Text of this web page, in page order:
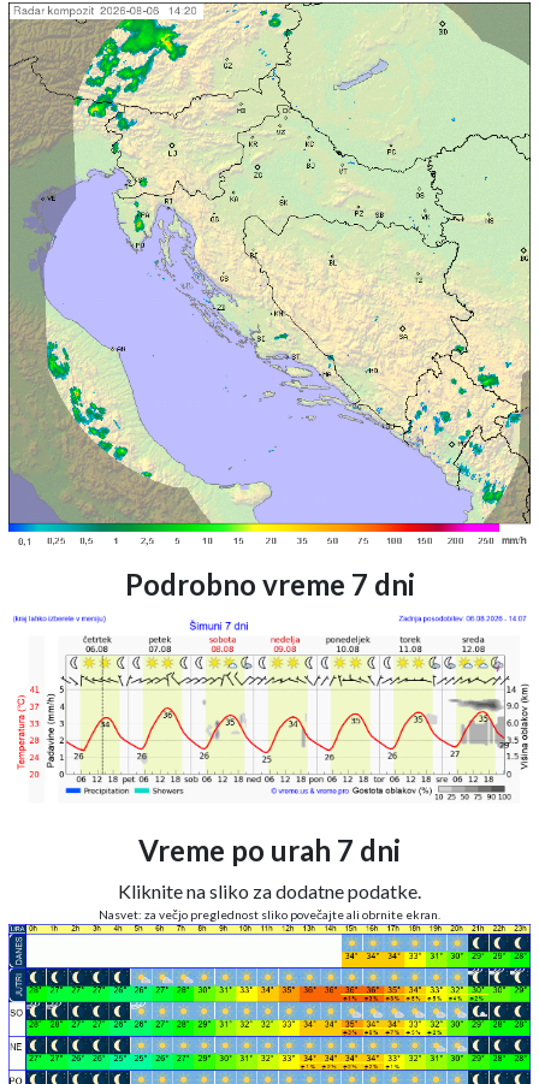
Podrobno vreme 7 dni
Vreme po urah 7 dni
Kliknite na sliko za dodatne podatke.
Nasvet: za večjo preglednost sliko povečajte ali obrnite ekran.